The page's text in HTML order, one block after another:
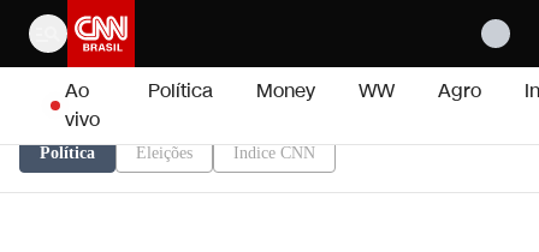
Pular para o conteúdo
Ao
vivo
Política Money WW Agro
Política Eleições Índice CNN